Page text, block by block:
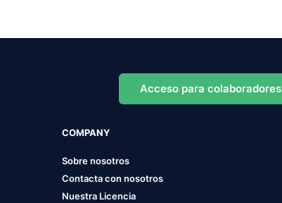
Acceso para colaboradores
COMPANY
Sobre nosotros
Contacta con nosotros
Nuestra Licencia